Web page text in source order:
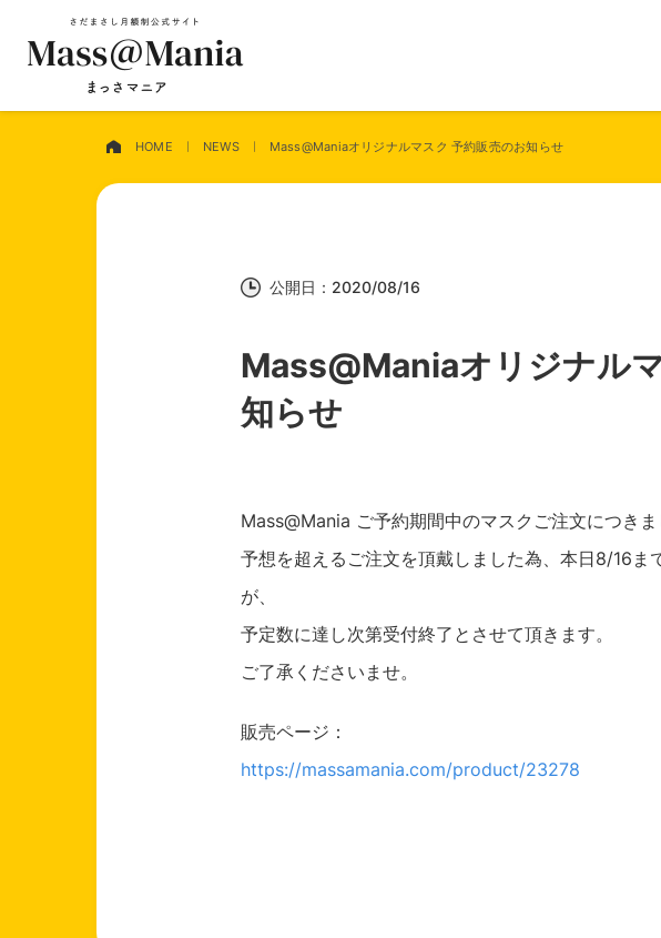
HOME NEWS Mass@Maniaオリジナルマスク 予約販売のお知らせ
公開日：2020/08/16
Mass@Maniaオリジナル
知らせ
Mass@Mania ご予約期間中のマスクご注文につきま
予想を超えるご注文を頂戴しました為、本日8/16ま
が、
予定数に達し次第受付終了とさせて頂きます。
ご了承くださいませ。
販売ページ：
https://massamania.com/product/23278